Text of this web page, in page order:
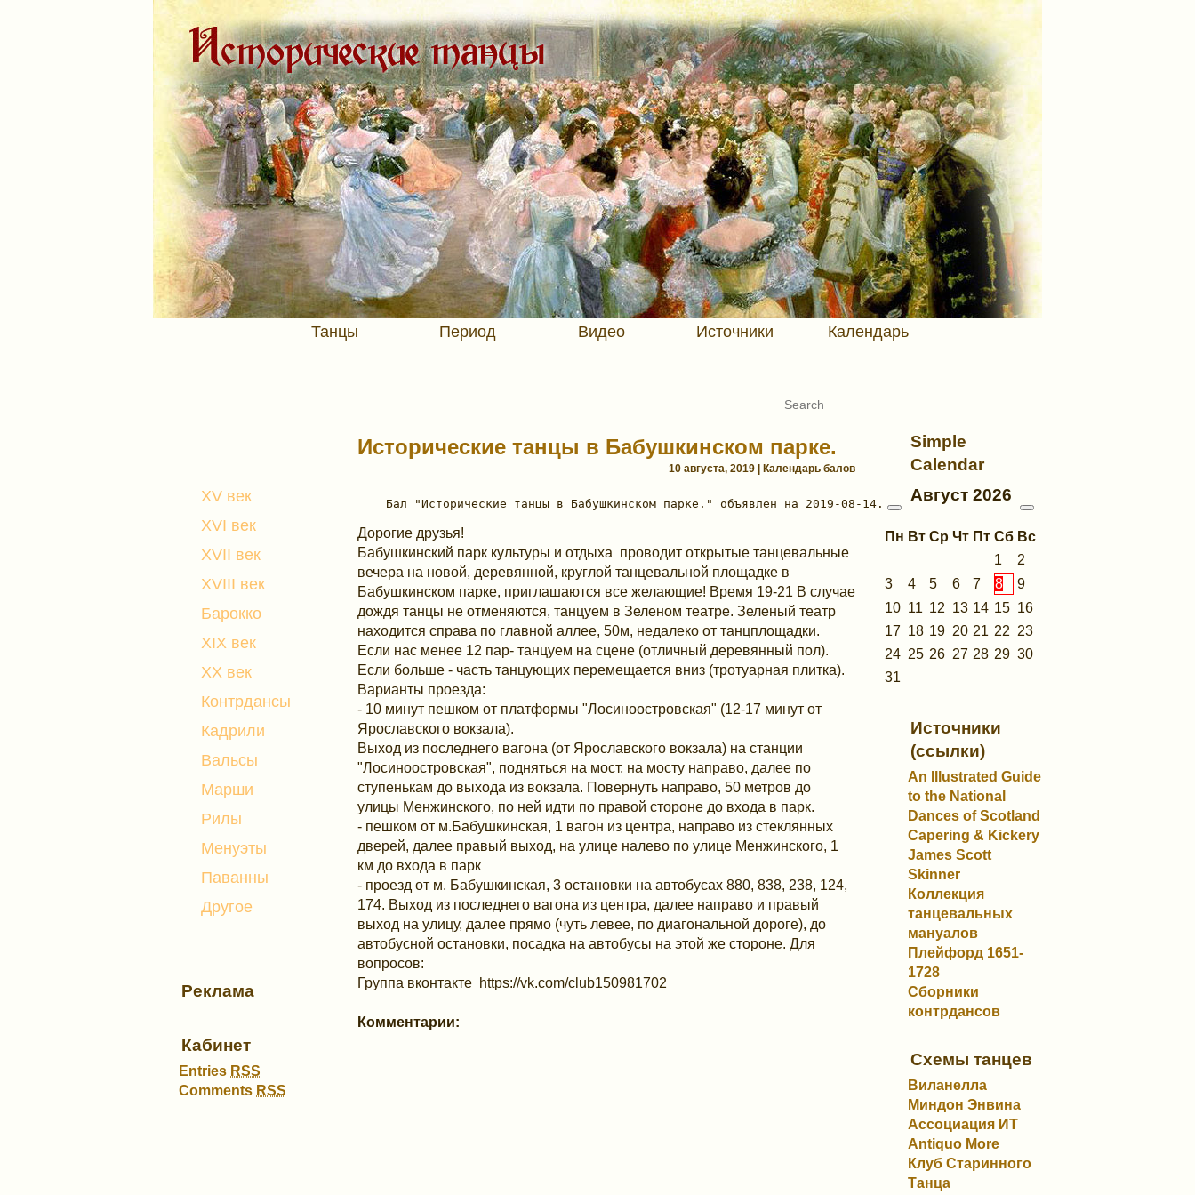
Танцы Период Видео Источники Календарь
XV век
XVI век
XVII век
XVIII век
Барокко
XIX век
XX век
Контрдансы
Кадрили
Вальсы
Марши
Рилы
Менуэты
Паванны
Другое
Реклама
Кабинет
Entries RSS
Comments RSS
Исторические танцы в Бабушкинском парке.
10 августа, 2019 | Календарь балов
Дорогие друзья!
Бабушкинский парк культуры и отдыха проводит открытые танцевальные
вечера на новой, деревянной, круглой танцевальной площадке в
Бабушкинском парке, приглашаются все желающие! Время 19-21 В случае
дождя танцы не отменяются, танцуем в Зеленом театре. Зеленый театр
находится справа по главной аллее, 50м, недалеко от танцплощадки.
Если нас менее 12 пар- танцуем на сцене (отличный деревянный пол).
Если больше - часть танцующих перемещается вниз (тротуарная плитка).
Варианты проезда:
- 10 минут пешком от платформы "Лосиноостровская" (12-17 минут от
Ярославского вокзала).
Выход из последнего вагона (от Ярославского вокзала) на станции
"Лосиноостровская", подняться на мост, на мосту направо, далее по
ступенькам до выхода из вокзала. Повернуть направо, 50 метров до
улицы Менжинского, по ней идти по правой стороне до входа в парк.
- пешком от м.Бабушкинская, 1 вагон из центра, направо из стеклянных
дверей, далее правый выход, на улице налево по улице Менжинского, 1
км до входа в парк
- проезд от м. Бабушкинская, 3 остановки на автобусах 880, 838, 238, 124,
174. Выход из последнего вагона из центра, далее направо и правый
выход на улицу, далее прямо (чуть левее, по диагональной дороге), до
автобусной остановки, посадка на автобусы на этой же стороне. Для
вопросов:
Группа вконтакте https://vk.com/club150981702
Комментарии:
Simple
Calendar
Август 2026
Пн Вт Ср Чт Пт Сб Вс
1
2
3
4 5 6 7 8
9
10 11 12 13 14 15 16
17 18 19 20 21 22 23
24 25 26 27 28 29 30
31
Источники
(ссылки)
An Illustrated Guide
to the National
Dances of Scotland
Capering & Kickery
James Scott
Skinner
Коллекция
танцевальных
мануалов
Плейфорд 1651-
1728
Сборники
контрдансов
Схемы танцев
Виланелла
Миндон Энвина
Ассоциация ИТ
Antiquo More
Клуб Старинного
Танца